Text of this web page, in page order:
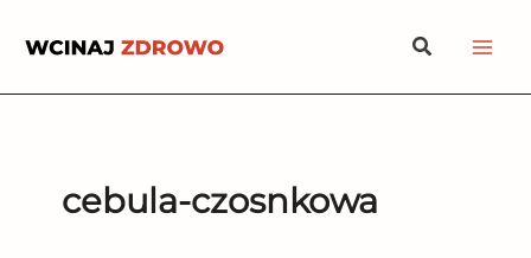
Szukaj
cebula-czosnkowa